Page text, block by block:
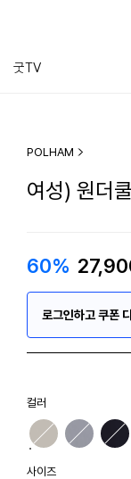
굿TV
POLHAM
여성) 원더
60%
로그인하고 쿠폰
컬러
사이즈